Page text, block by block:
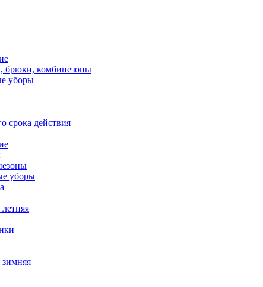
брюки, комбинезоны
уборы
срока действия
уборы